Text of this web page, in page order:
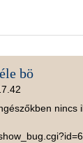
bö
nincs